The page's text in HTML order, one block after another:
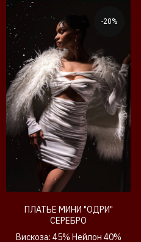
-20%
ПЛАТЬЕ МИНИ "ОДРИ"
СЕРЕБРО
Вискоза: 45% Нейлон 40%